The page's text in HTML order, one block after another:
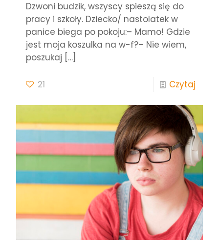
Dzwoni budzik, wszyscy spieszą się do
pracy i szkoły. Dziecko/ nastolatek w
panice biega po pokoju:– Mamo! Gdzie
jest moja koszulka na w-f?– Nie wiem,
poszukaj […]
21 Czytaj